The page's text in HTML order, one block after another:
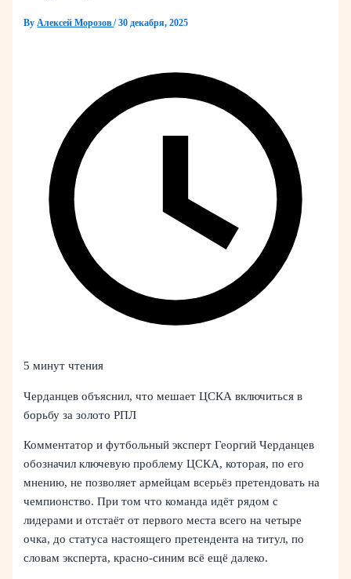
ByАлексей Морозов/30 декабря, 2025
5 минут чтения
Черданцев объяснил, что мешает ЦСКА включиться в
борьбу за золото РПЛ
Комментатор и футбольный эксперт Георгий Черданцев
обозначил ключевую проблему ЦСКА, которая, по его
мнению, не позволяет армейцам всерьёз претендовать на
чемпионство. При том что команда идёт рядом с
лидерами и отстаёт от первого места всего на четыре
очка, до статуса настоящего претендента на титул, по
словам эксперта, красно-синим всё ещё далеко.